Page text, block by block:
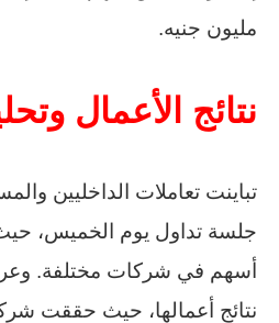
مليون جنيه.
نتائج الأعمال
تباينت تعاملات الداخليين
جلسة تداول يوم الخميس، حيث
أسهم في شركات مختلفة.
نتائج أعمالها، حيث حققت